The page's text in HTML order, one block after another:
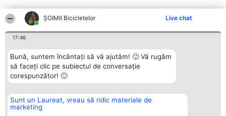
ȘOIMII Bicicletelor Live chat
17:46
Bună, suntem încântați să vă ajutăm! 🙂 Vă rugăm
să faceți clic pe subiectul de conversație
corespunzător! 🙂
Sunt un Laureat, vreau să ridic materiale de
marketing
Organizator Ranking
BRIGHT SOLUTIONS BR SRL
Plebiscyt Contact